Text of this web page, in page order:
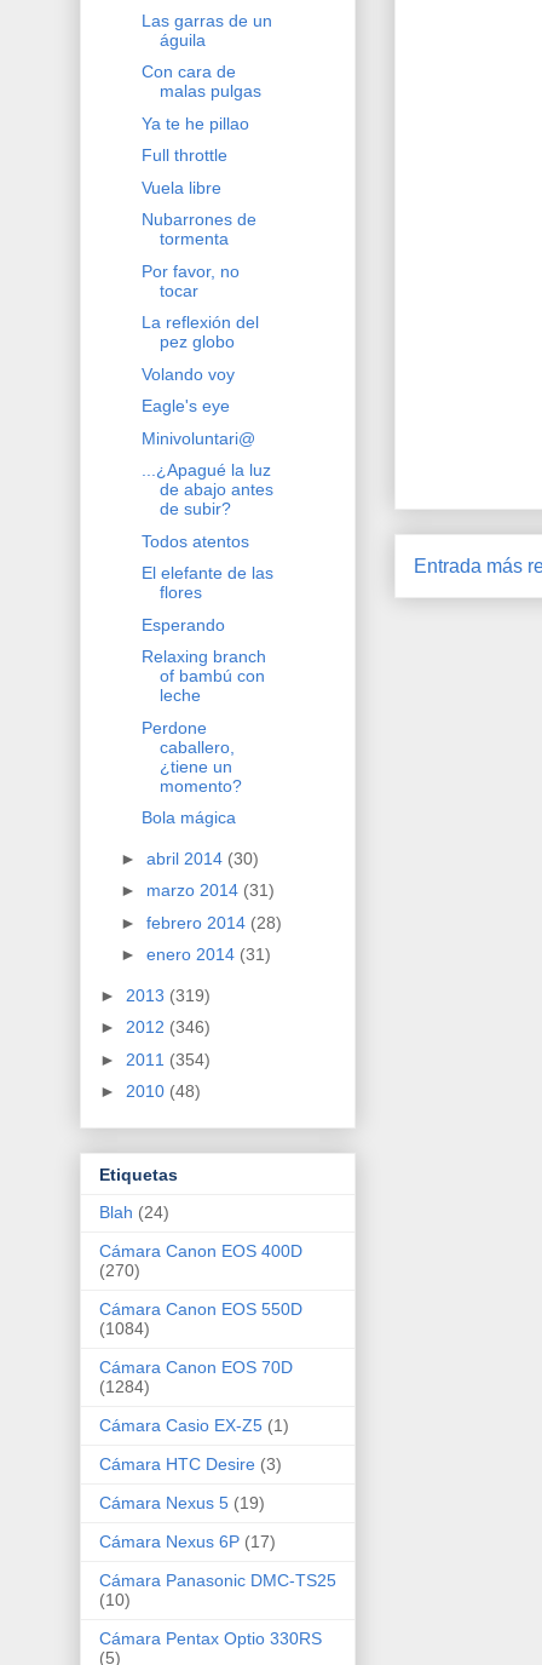
Entrada más
Las garras de un
águila
Con cara de
malas pulgas
Ya te he pillao
Full throttle
Vuela libre
Nubarrones de
tormenta
Por favor, no
tocar
La reflexión del
pez globo
Volando voy
Eagle's eye
Minivoluntari@
...¿Apagué la luz
de abajo antes
de subir?
Todos atentos
El elefante de las
flores
Esperando
Relaxing branch
of bambú con
leche
Perdone
caballero,
¿tiene un
momento?
Bola mágica
► abril 2014 (30)
► marzo 2014 (31)
► febrero 2014 (28)
► enero 2014 (31)
► 2013 (319)
► 2012 (346)
► 2011 (354)
► 2010 (48)
Etiquetas
Blah (24)
Cámara Canon EOS 400D
(270)
Cámara Canon EOS 550D
(1084)
Cámara Canon EOS 70D
(1284)
Cámara Casio EX-Z5 (1)
Cámara HTC Desire (3)
Cámara Nexus 5 (19)
Cámara Nexus 6P (17)
Cámara Panasonic DMC-TS25
(10)
Cámara Pentax Optio 330RS
(5)